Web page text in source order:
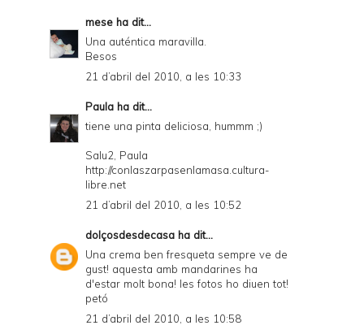
mese ha dit...
Una auténtica maravilla.
Besos
21 d’abril del 2010, a les 10:33
Paula ha dit...
tiene una pinta deliciosa, hummm ;)
Salu2, Paula
http://conlaszarpasenlamasa.cultura-
libre.net
21 d’abril del 2010, a les 10:52
dolçosdesdecasa ha dit...
Una crema ben fresqueta sempre ve de
gust! aquesta amb mandarines ha
d'estar molt bona! les fotos ho diuen tot!
petó
21 d’abril del 2010, a les 10:58